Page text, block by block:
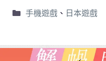
手機遊戲、 日本遊戲